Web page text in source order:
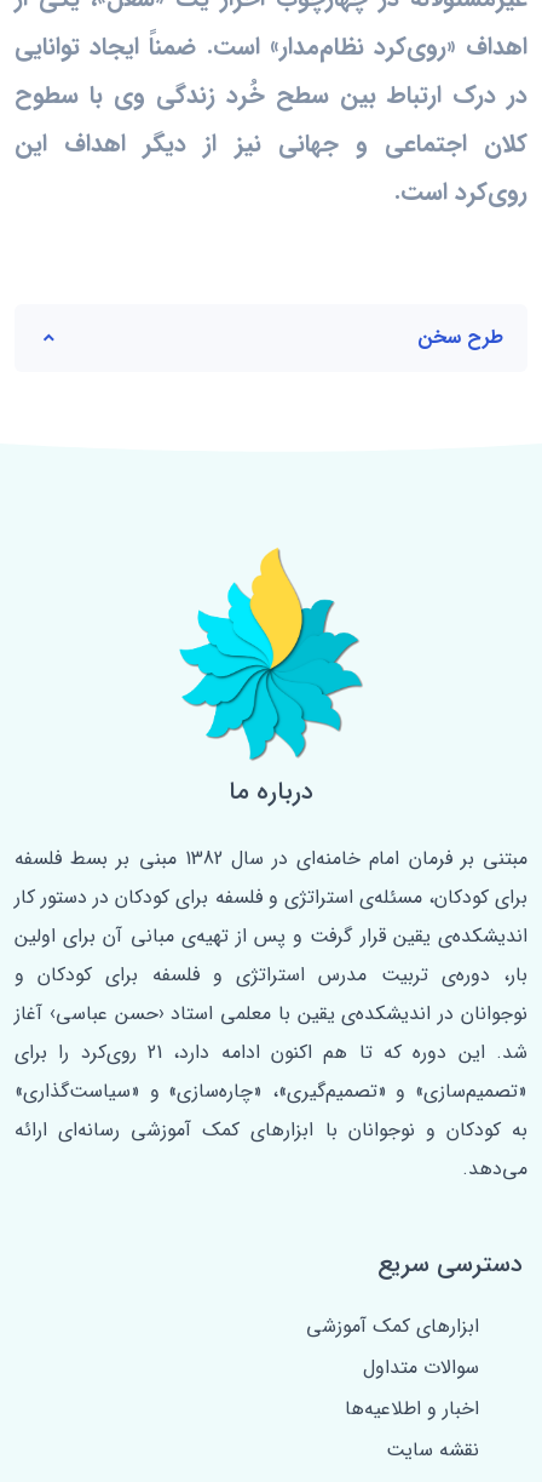
اهداف «روی‌کرد نظام‌مدار» است. ضمناً ایجاد توانایی
در درک ارتباط بین سطح خُرد زندگی وی با سطوح
کلان اجتماعی و جهانی نیز از دیگر اهداف این
روی‌کرد است.
طرح سخن
درباره ما
مبتنی بر فرمان امام خامنه‌ای در سال 1382 مبنی بر بسط فلسفه‌
برای کودکان، مسئله‌ی استراتژی و فلسفه برای کودکان در دستور کار
اندیشکده‌ی یقین قرار گرفت و پس از تهیه‌ی مبانی آن برای اولین
‌بار، دوره‌ی تربیت مدرس استراتژی و فلسفه برای کودکان و
نوجوانان در اندیشکده‌ی یقین با معلمی استاد ‹حسن عباسی› آغاز
شد. این دوره که تا هم اکنون ادامه دارد، 21 روی‌کرد را برای
«تصمیم‌سازی» و «تصمیم‌گیری»، «چاره‌سازی» و «سیاست‌گذاری»
به کودکان و نوجوانان با ابزارهای کمک آموزشی رسانه‌ای ارائه
می‌دهد.
دسترسی سریع
ابزارهای کمک آموزشی
سوالات متداول
اخبار و اطلاعیه‌ها
نقشه سایت